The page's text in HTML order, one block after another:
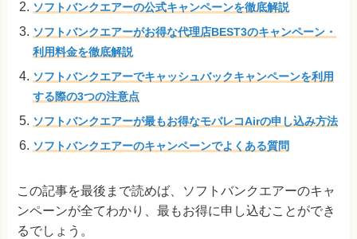
ソフトバンクエアーの公式キャンペーンを徹底解説
ソフトバンクエアーがお得な代理店BEST3のキャンペーン・
利用料金を徹底解説
ソフトバンクエアーでキャッシュバックキャンペーンを利用
する際の3つの注意点
ソフトバンクエアーが最もお得なモバレコAirの申し込み方法
ソフトバンクエアーのキャンペーンでよくある質問
この記事を最後まで読めば、ソフトバンクエアーのキャ
ンペーンが全てわかり、最もお得に申し込むことができ
るでしょう。